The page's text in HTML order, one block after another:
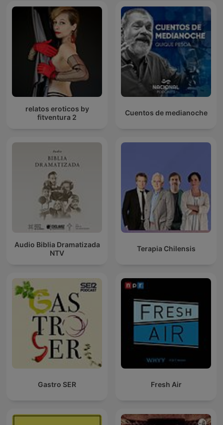
relatos eroticos by
fitventura 2
Cuentos de medianoche
Audio Biblia Dramatizada
NTV
Terapia Chilensis
Gastro SER Fresh Air